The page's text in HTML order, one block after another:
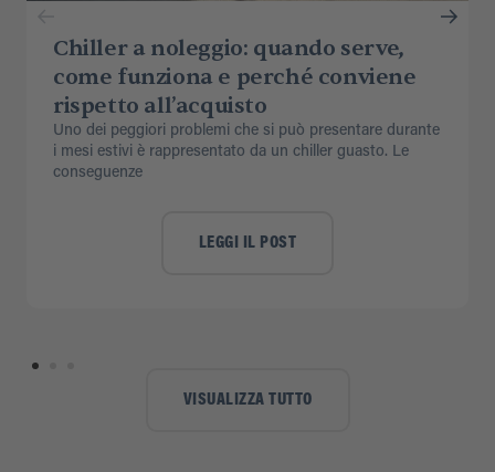
Chiller a noleggio: quando serve,
come funziona e perché conviene
rispetto all’acquisto
Uno dei peggiori problemi che si può presentare durante
i mesi estivi è rappresentato da un chiller guasto. Le
conseguenze
LEGGI IL POST
VISUALIZZA TUTTO